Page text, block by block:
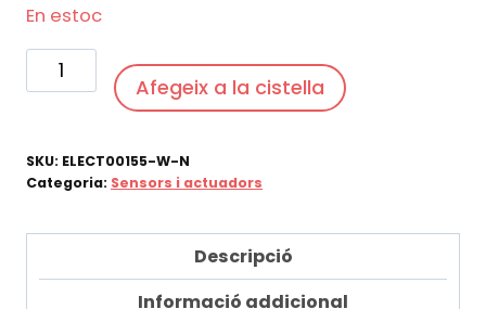
En estoc
quantitat
de
de
llum
Afegeix a la cistella
SKU: ELECT00155-W-N
Categoria: Sensors i actuadors
Descripció
Informació addicional